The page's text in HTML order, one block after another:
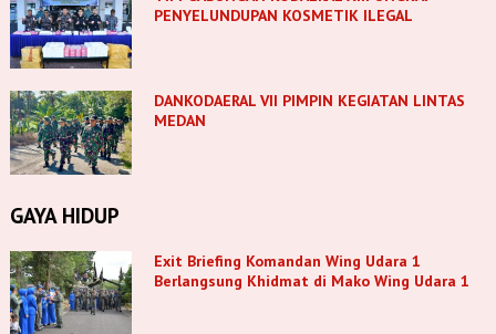
PENYELUNDUPAN KOSMETIK ILEGAL
DANKODAERAL VII PIMPIN KEGIATAN LINTAS
MEDAN
GAYA HIDUP
Exit Briefing Komandan Wing Udara 1
Berlangsung Khidmat di Mako Wing Udara 1